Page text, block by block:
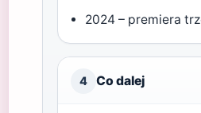
2024 – premiera
4 Co dalej